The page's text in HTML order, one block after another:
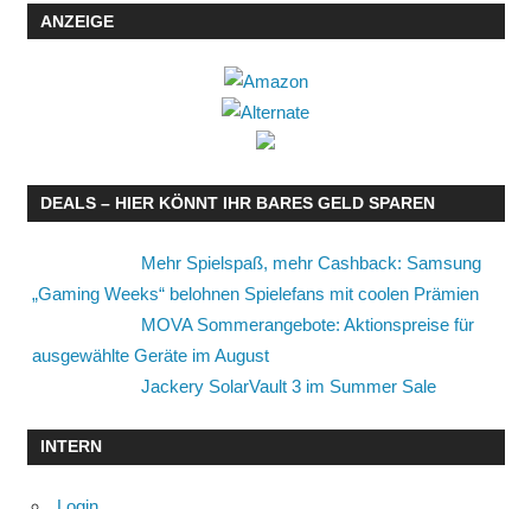
ANZEIGE
DEALS – HIER KÖNNT IHR BARES GELD SPAREN
Mehr Spielspaß, mehr Cashback: Samsung
„Gaming Weeks“ belohnen Spielefans mit coolen Prämien
MOVA Sommerangebote: Aktionspreise für
ausgewählte Geräte im August
Jackery SolarVault 3 im Summer Sale
INTERN